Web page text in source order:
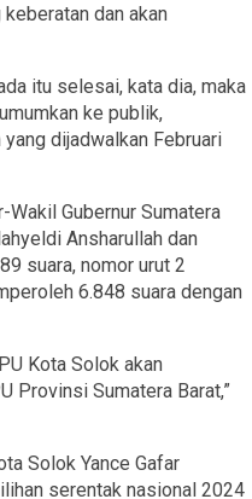
dan akan
itu selesai, kata dia, maka
ke publik,
dijadwalkan Februari
Wakil Gubernur Sumatera
Ansharullah dan
suara, nomor urut 2
6.848 suara dengan
Kota Solok akan
Provinsi Sumatera Barat,”
Solok Yance Gafar
serentak nasional 2024